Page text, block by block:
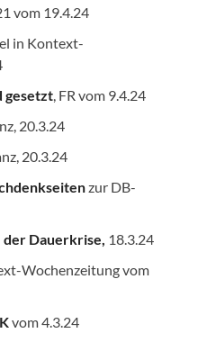
vom 19.4.24
in Kontext-
gesetzt, FR vom 9.4.24
20.3.24
20.3.24
zur DB-
der Dauerkrise, 18.3.24
Wochenzeitung vom
vom 4.3.24